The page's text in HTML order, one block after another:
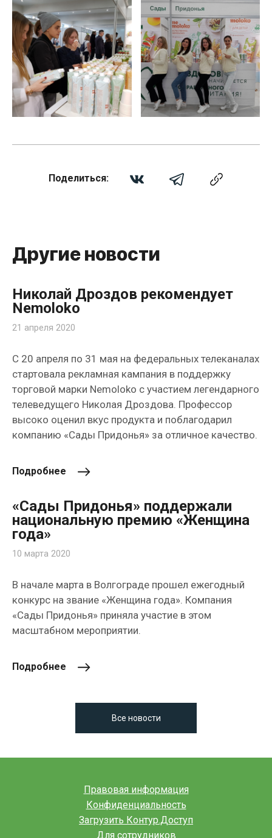
Поделиться:
Другие новости
Николай Дроздов рекомендует
Nemoloko
21 апреля 2020
С 20 апреля по 31 мая на федеральных телеканалах
стартовала рекламная кампания в поддержку
торговой марки Nemoloko с участием легендарного
телеведущего Николая Дроздова. Профессор
высоко оценил вкус продукта и поблагодарил
компанию «Сады Придонья» за отличное качество.
Подробнее
«Сады Придонья» поддержали
национальную премию «Женщина
года»
10 марта 2020
В начале марта в Волгограде прошел ежегодный
конкурс на звание «Женщина года». Компания
«Сады Придонья» приняла участие в этом
масштабном мероприятии.
Подробнее
Все новости
Правовая информация
Конфиденциальность
Загрузить Контур.Доступ
Для сотрудников